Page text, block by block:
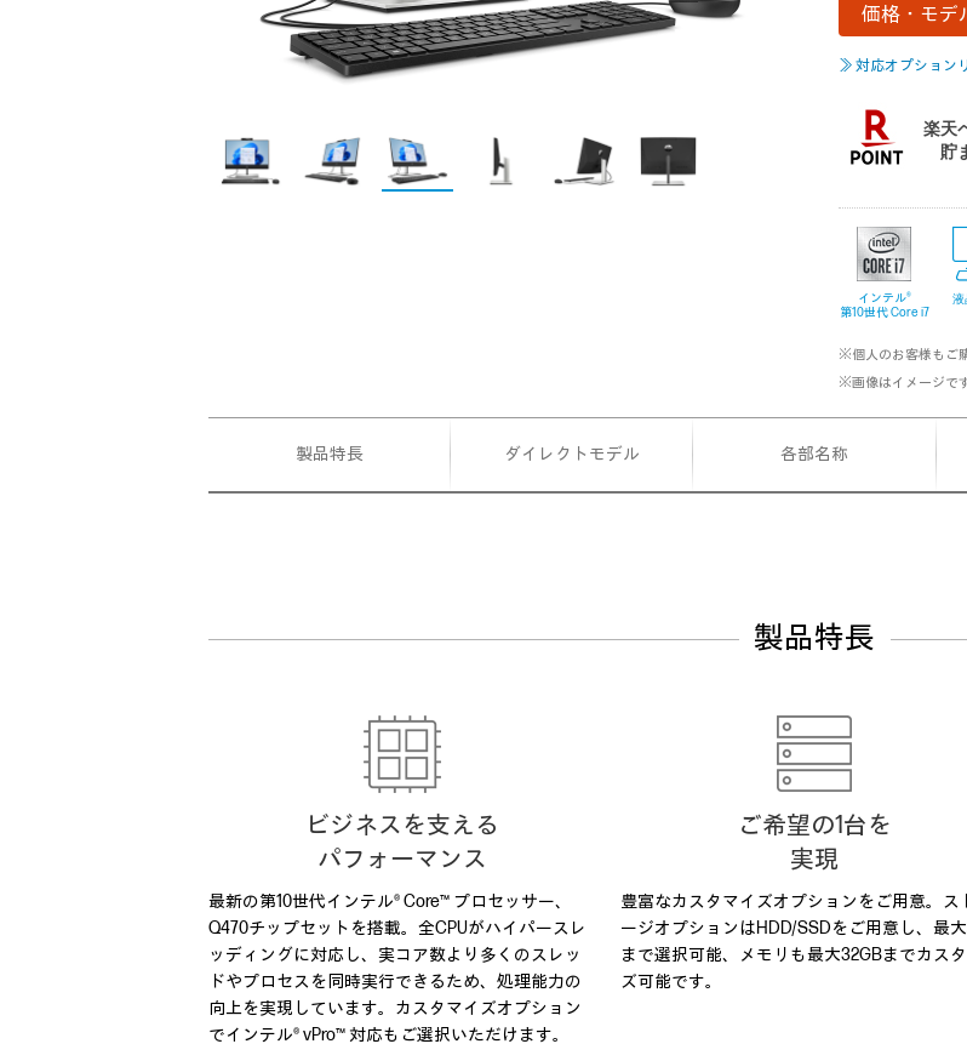
じ
ペ
ジ
ン
ク
価格・モデ
≫ 対応オプション
インテル®
第10世代 Core i7
液
※個人のお客様もご
※画像はイメージで
製品特長 ダイレクトモデル 各部名称
製品特長
ビジネスを支える
パフォーマンス
最新の第10世代インテル® Core™ プロセッサー、
Q470チップセットを搭載。全CPUがハイパースレ
ッディングに対応し、実コア数より多くのスレッ
ドやプロセスを同時実行できるため、処理能力の
向上を実現しています。カスタマイズオプション
でインテル® vPro™ 対応もご選択いただけます。
ご希望の1台を
実現
豊富なカスタマイズオプションをご用意。ス
ージオプションはHDD/SSDをご用意し、最
まで選択可能、メモリも最大32GBまでカス
ズ可能です。